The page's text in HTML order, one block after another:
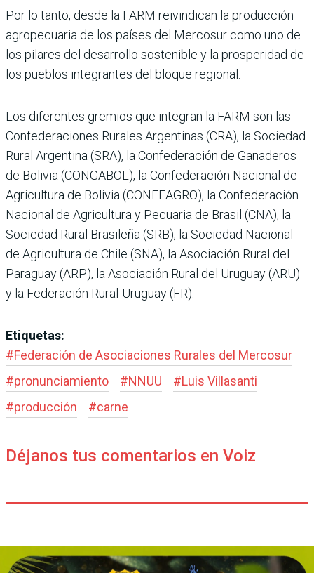
Por lo tanto, desde la FARM reivindican la producción
agropecuaria de los países del Mercosur como uno de
los pilares del desarrollo sostenible y la prosperidad de
los pueblos integrantes del bloque regional.
Los diferentes gremios que integran la FARM son las
Confederaciones Rurales Argentinas (CRA), la Sociedad
Rural Argentina (SRA), la Confederación de Ganaderos
de Bolivia (CONGABOL), la Confederación Nacional de
Agricultura de Bolivia (CONFEAGRO), la Confederación
Nacional de Agricultura y Pecuaria de Brasil (CNA), la
Sociedad Rural Brasileña (SRB), la Sociedad Nacional
de Agricultura de Chile (SNA), la Asociación Rural del
Paraguay (ARP), la Asociación Rural del Uruguay (ARU)
y la Federación Rural-Uruguay (FR).
Etiquetas:
#Federación de Asociaciones Rurales del Mercosur
#pronunciamiento #NNUU #Luis Villasanti
#producción #carne
Déjanos tus comentarios en Voiz